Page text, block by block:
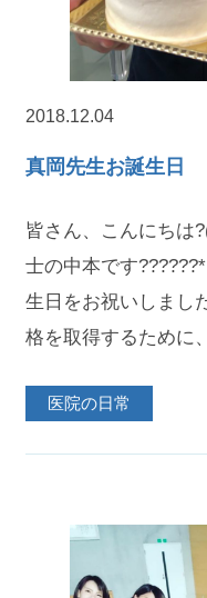
2018.12.04
真岡先生お誕生日
皆さん、こんにちは
士の中本です
生日をお祝いしまし
格を取得するために
医院の日常